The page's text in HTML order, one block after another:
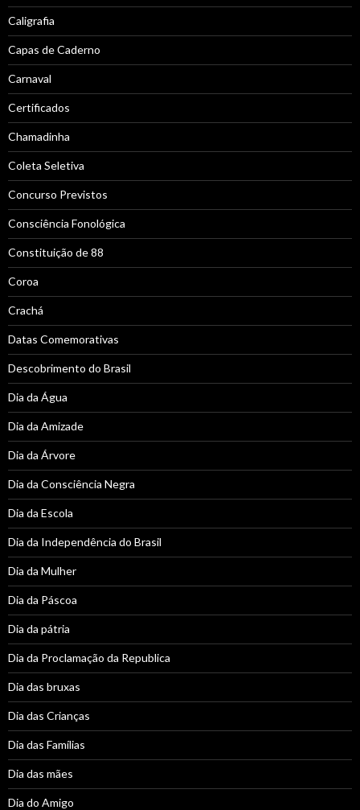
Caligrafia
Capas de Caderno
Carnaval
Certificados
Chamadinha
Coleta Seletiva
Concurso Previstos
Consciência Fonológica
Constituição de 88
Coroa
Crachá
Datas Comemorativas
Descobrimento do Brasil
Dia da Água
Dia da Amizade
Dia da Árvore
Dia da Consciência Negra
Dia da Escola
Dia da Independência do Brasil
Dia da Mulher
Dia da Páscoa
Dia da pátria
Dia da Proclamação da Republica
Dia das bruxas
Dia das Crianças
Dia das Famílias
Dia das mães
Dia do Amigo